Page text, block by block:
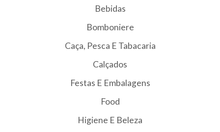
Bebidas
Bomboniere
Caça, Pesca E Tabacaria
Calçados
Festas E Embalagens
Food
Higiene E Beleza